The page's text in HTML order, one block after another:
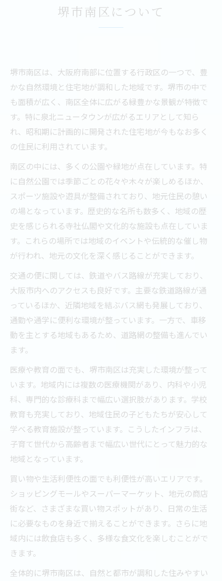
堺市南区について
堺市南区は、大阪府南部に位置する行政区の一つで、豊
かな自然環境と住宅地が調和した地域です。堺市の中で
も面積が広く、南区全体に広がる緑豊かな景観が特徴で
す。特に泉北ニュータウンが広がるエリアとして知ら
れ、昭和期に計画的に開発された住宅地が今もなお多く
の住民に利用されています。
南区の中には、多くの公園や緑地が点在しています。特
に自然公園では季節ごとの花々や木々が楽しめるほか、
スポーツ施設や遊具が整備されており、地元住民の憩い
の場となっています。歴史的な名所も数多く、地域の歴
史を感じられる寺社仏閣や文化的な施設も点在していま
す。これらの場所では地域のイベントや伝統的な催し物
が行われ、地元の文化を深く感じることができます。
交通の便に関しては、鉄道やバス路線が充実しており、
大阪市内へのアクセスも良好です。主要な鉄道路線が通
っているほか、近隣地域を結ぶバス網も発展しており、
通勤や通学に便利な環境が整っています。一方で、車移
動を主とする地域もあるため、道路網の整備も進んでい
ます。
医療や教育の面でも、堺市南区は充実した環境が整って
います。地域内には複数の医療機関があり、内科や小児
科、専門的な診療科まで幅広い選択肢があります。学校
教育も充実しており、地域住民の子どもたちが安心して
学べる教育施設が整っています。こうしたインフラは、
子育て世代から高齢者まで幅広い世代にとって魅力的な
地域となっています。
買い物や生活利便性の面でも利便性が高いエリアです。
ショッピングモールやスーパーマーケット、地元の商店
街など、さまざまな買い物スポットがあり、日常の生活
に必要なものを身近で揃えることができます。さらに地
域内には飲食店も多く、多様な食文化を楽しむことがで
きます。
全体的に堺市南区は、自然と都市が調和した住みやすい